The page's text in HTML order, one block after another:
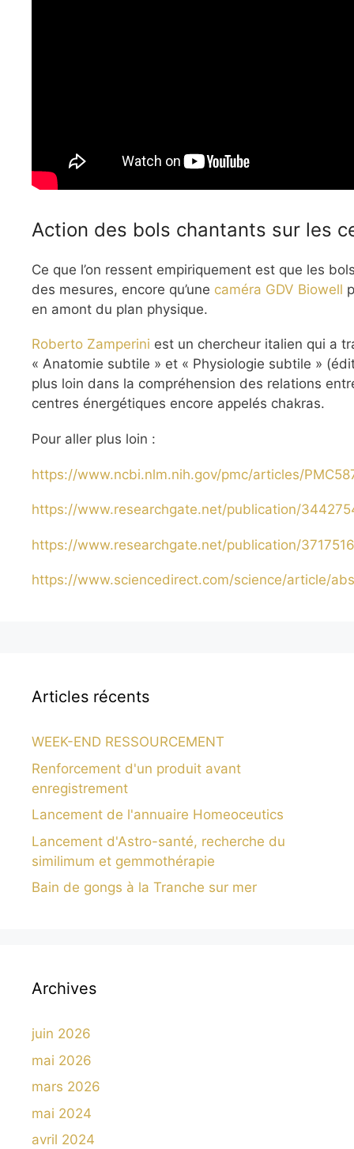
Action des bols chantants sur les
Ce que l’on ressent empiriquement est que les
des mesures, encore qu’une caméra GDV Biowell
en amont du plan physique.
Roberto Zamperini est un chercheur italien qui a
« Anatomie subtile » et « Physiologie subtile »
plus loin dans la compréhension des relations
centres énergétiques encore appelés chakras.
Pour aller plus loin :
https://www.ncbi.nlm.nih.gov/pmc/articles/
https://www.researchgate.net/publication/
https://www.researchgate.net/publication/
https://www.sciencedirect.com/science/article/
Articles récents
WEEK-END RESSOURCEMENT
Renforcement d'un produit avant
enregistrement
Lancement de l'annuaire Homeoceutics
Lancement d'Astro-santé, recherche du
similimum et gemmothérapie
Bain de gongs à la Tranche sur mer
Archives
juin 2026
mai 2026
mars 2026
mai 2024
avril 2024